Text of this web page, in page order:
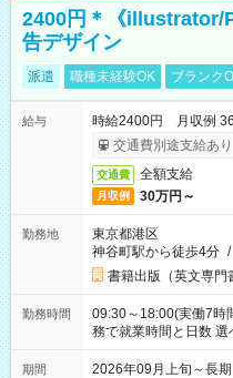
2400円＊《illustrator/
告デザイン
派遣 職種未経験OK ブランク
給与
時給2400円 月収例
交通費別途支給あり
交通費 全額支給
月収例 30万円～
勤務地
東京都港区
神谷町駅から徒歩4分 /
書籍出版（英文専門
勤務時間
09:30～18:00(実働7
務で就業時間と日数 選
期間 2026年09月上旬～長